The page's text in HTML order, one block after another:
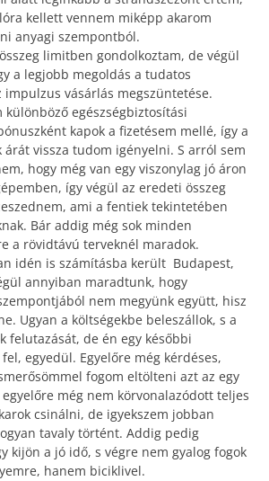
kellett vennem miképp akarom
anyagi szempontból.
limitben gondolkoztam, de végül
a legjobb megoldás a tudatos
impulzus vásárlás megszüntetése.
különböző egészségbiztosítási
kapok a fizetésem mellé, így a
árát vissza tudom igényelni. S arról sem
hogy még van egy viszonylag jó áron
így végül az eredeti összeg
ami a fentiek tekintetében
Bár addig még sok minden
a rövidtávú terveknél maradok.
idén is számításba került Budapest,
annyiban maradtunk, hogy
nem megyünk együtt, hisz
Ugyan a költségekbe beleszállok, s a
felutazását, de én egy későbbi
egyedül. Egyelőre még kérdéses,
fogom eltölteni azt az egy
még nem körvonalazódott teljes
csinálni, de igyekszem jobban
tavaly történt. Addig pedig
kijön a jó idő, s végre nem gyalog fogok
hanem biciklivel.